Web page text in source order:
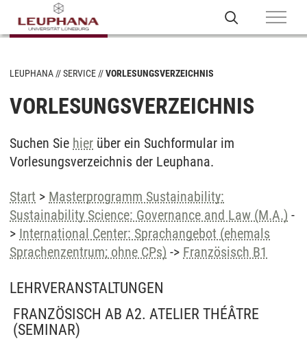
LEUPHANA SERVICE VORLESUNGSVERZEICHNIS
VORLESUNGSVERZEICHNIS
Suchen Sie hier über ein Suchformular im
Vorlesungsverzeichnis der Leuphana.
Start > Masterprogramm Sustainability:
Sustainability Science: Governance and Law (M.A.) -
> International Center: Sprachangebot (ehemals
Sprachenzentrum; ohne CPs) -> Französisch B1
LEHRVERANSTALTUNGEN
FRANZÖSISCH AB A2. ATELIER THÉÂTRE
(SEMINAR)